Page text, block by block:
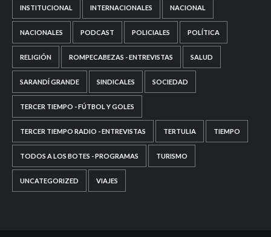
INSTITUCIONAL INTERNACIONALES NACIONAL
NACIONALES PODCAST POLICIALES POLÍTICA
RELIGIÓN ROMPECABEZAS - ENTREVISTAS SALUD
SARANDÍ GRANDE SINDICALES SOCIEDAD
TERCER TIEMPO - FÚTBOL Y GOLES
TERCER TIEMPO RADIO - ENTREVISTAS TERTULIA TIEMPO
TODOS A LOS BOTES - PROGRAMAS TURISMO
UNCATEGORIZED VIAJES